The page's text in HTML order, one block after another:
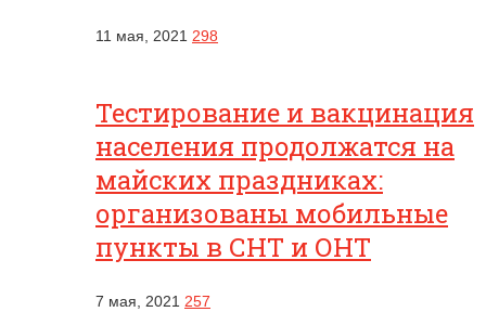
11 мая, 2021 298
Тестирование и вакцинация
населения продолжатся на
майских праздниках:
организованы мобильные
пункты в СНТ и ОНТ
7 мая, 2021 257